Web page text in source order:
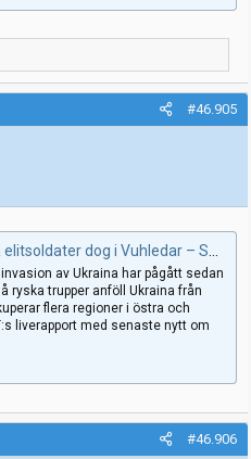
#46.905
i Vuhledar – Senaste nytt om kriget i Ukraina
av Ukraina har pågått sedan
ryska trupper anföll Ukraina från
flera regioner i östra och
liverapport med senaste nytt om
#46.906